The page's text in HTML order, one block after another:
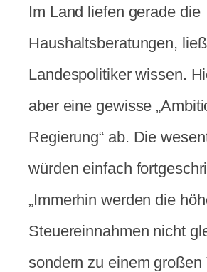
Im Land liefen gerade die
Haushaltsberatungen,
Landespolitiker wissen.
aber eine gewisse
Regierung“ ab. Die
würden einfach
„Immerhin werden die
Steuereinnahmen nicht
sondern zu einem großen